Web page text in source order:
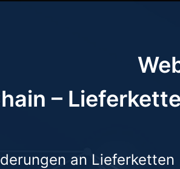
–
an Lieferketten